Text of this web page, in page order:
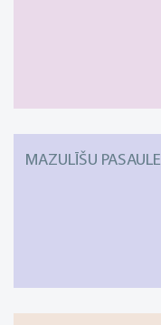
MAZULĪŠU PASAULE